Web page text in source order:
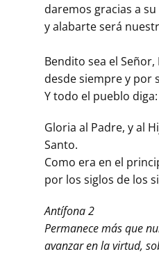
daremos gracias a
y alabarte será
Bendito sea el Señor,
desde siempre y por
Y todo el pueblo diga:
Gloria al Padre, y al
Santo.
Como era en el
por los siglos de los
Antífona 2
Permanece más que
avanzar en la virtud,